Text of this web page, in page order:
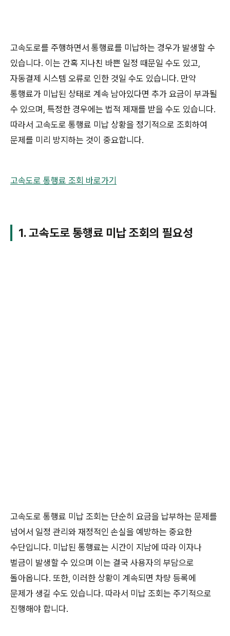
고속도로를 주행하면서 통행료를 미납하는 경우가 발생할 수
있습니다. 이는 간혹 지나친 바쁜 일정 때문일 수도 있고,
자동결제 시스템 오류로 인한 것일 수도 있습니다. 만약
통행료가 미납된 상태로 계속 남아있다면 추가 요금이 부과될
수 있으며, 특정한 경우에는 법적 제재를 받을 수도 있습니다.
따라서 고속도로 통행료 미납 상황을 정기적으로 조회하여
문제를 미리 방지하는 것이 중요합니다.
고속도로 통행료 조회 바로가기
1. 고속도로 통행료 미납 조회의 필요성
고속도로 통행료 미납 조회는 단순히 요금을 납부하는 문제를
넘어서 일정 관리와 재정적인 손실을 예방하는 중요한
수단입니다. 미납된 통행료는 시간이 지남에 따라 이자나
벌금이 발생할 수 있으며 이는 결국 사용자의 부담으로
돌아옵니다. 또한, 이러한 상황이 계속되면 차량 등록에
문제가 생길 수도 있습니다. 따라서 미납 조회는 주기적으로
진행해야 합니다.